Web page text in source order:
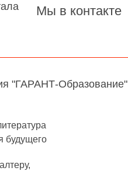
Мы в контакте
"ГАРАНТ-Образование"
будущего